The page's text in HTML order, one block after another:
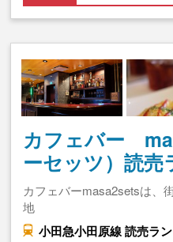
カフェバー
ーセッツ）読売
カフェバーmasa2setsは、
地
小田急小田原線 読売ラ